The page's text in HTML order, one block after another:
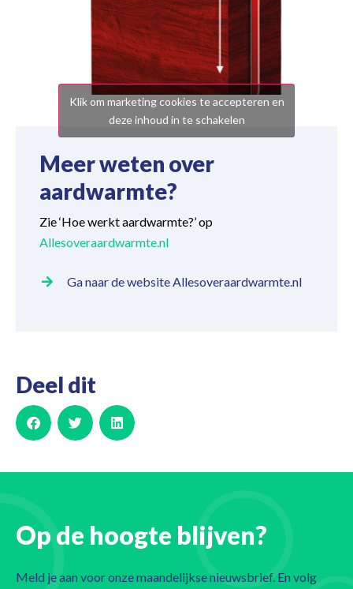
Klik om marketing cookies te accepteren en
deze inhoud in te schakelen
Meer weten over
aardwarmte?
Zie ‘Hoe werkt aardwarmte?’ op
Allesoveraardwarmte.nl
Ga naar de website Allesoveraardwarmte.nl
Deel dit
Op de hoogte blijven?
Meld je aan voor onze maandelijkse nieuwsbrief. En volg